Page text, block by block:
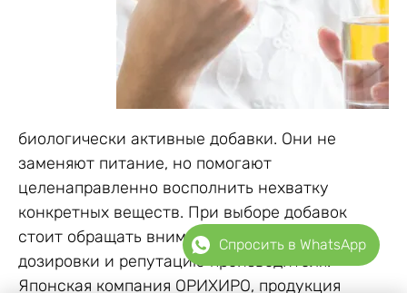
биологически активные добавки. Они не
заменяют питание, но помогают
целенаправленно восполнить нехватку
конкретных веществ. При выборе добавок
стоит обращать внимание на качество сырья,
дозировки и репутацию производителя.
Японская компания ОРИХИРО, продукция
Спросить в WhatsApp